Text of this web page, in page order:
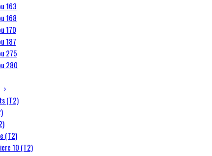
163
168
170
187
275
280
(T2)
(T2)
10 (T2)